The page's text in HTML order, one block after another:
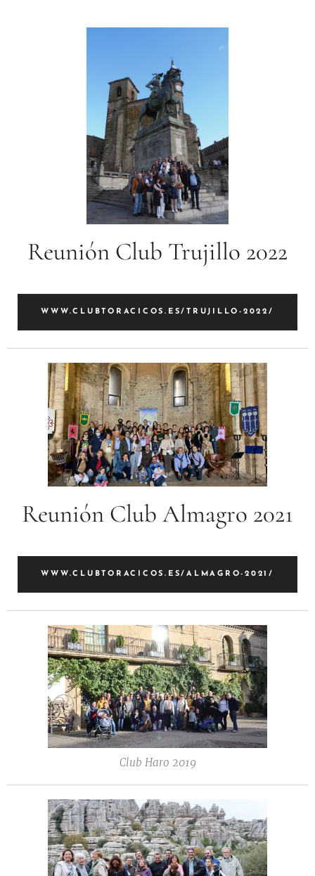
Reunión Club Trujillo 2022
WWW.CLUBTORACICOS.ES/TRUJILLO-2022/
Reunión Club Almagro 2021
WWW.CLUBTORACICOS.ES/ALMAGRO-2021/
Club Haro 2019